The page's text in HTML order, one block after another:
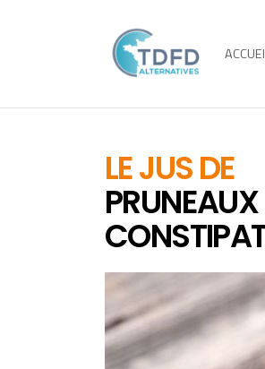
LE JUS DE